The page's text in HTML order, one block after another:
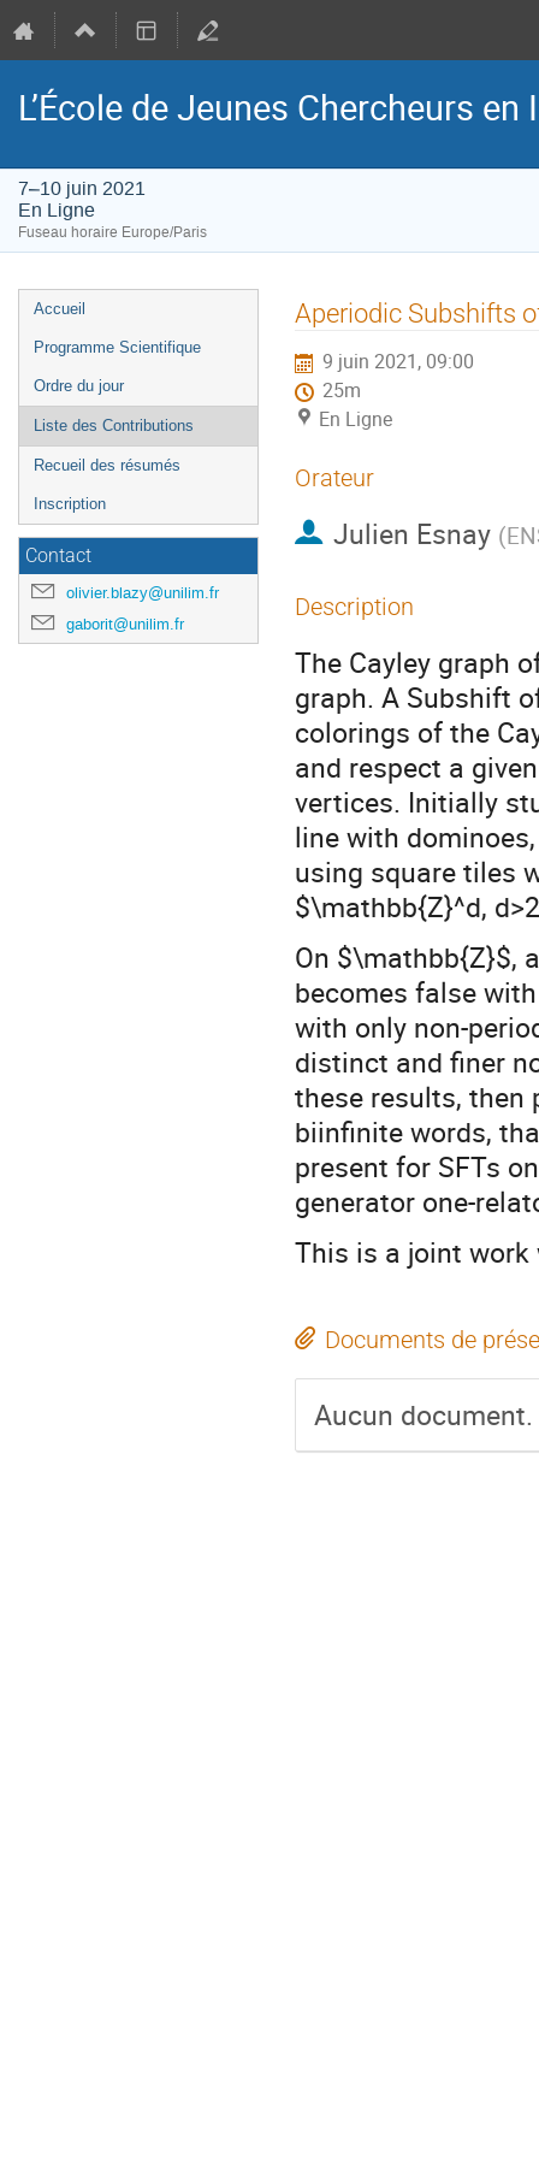
L’École de Jeunes Chercheurs
7–10 juin 2021
En Ligne
Fuseau horaire Europe/Paris
Menu
de
Accueil
Programme Scientifique
Ordre du jour
Liste des Contributions
Recueil des résumés
Inscription
Contact
olivier.blazy@unilim.fr
gaborit@unilim.fr
Aperiodic Subshifts
9 juin 2021, 09:00
25m
En Ligne
Orateur
Julien Esnay (
Description
The Cayley graph
graph. A Subshift
colorings of the
and respect a
vertices. Initially
line with
using square tiles
$\mathbb{Z}^d,
On $\mathbb{Z}$,
becomes false
with only non-
distinct and finer
these results, then
biinfinite words,
present for SFTs
generator one-
This is a joint
Documents de
Aucun document.